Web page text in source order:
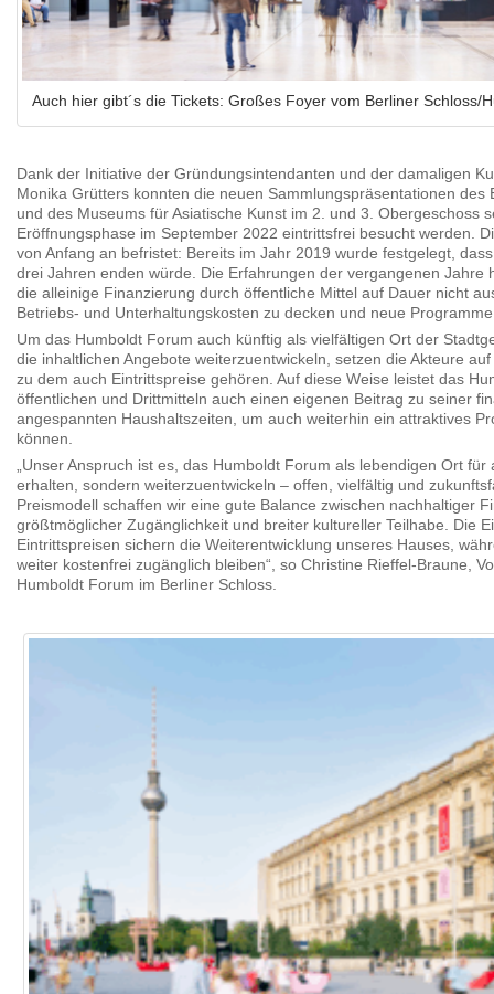
Auch hier gibt´s die Tickets: Großes Foyer vom Berliner Schloss/
Dank der Initiative der Gründungsintendanten und der damaligen
Monika Grütters konnten die neuen Sammlungspräsentationen des
und des Museums für Asiatische Kunst im 2. und 3. Obergeschoss
Eröffnungsphase im September 2022 eintrittsfrei besucht werden.
von Anfang an befristet: Bereits im Jahr 2019 wurde festgelegt,
drei Jahren enden würde. Die Erfahrungen der vergangenen Jahre
die alleinige Finanzierung durch öffentliche Mittel auf Dauer nicht
Betriebs- und Unterhaltungskosten zu decken und neue
Um das Humboldt Forum auch künftig als vielfältigen Ort der
die inhaltlichen Angebote weiterzuentwickeln, setzen die Akteure
zu dem auch Eintrittspreise gehören. Auf diese Weise leistet das
öffentlichen und Drittmitteln auch einen eigenen Beitrag zu seiner
angespannten Haushaltszeiten, um auch weiterhin ein attraktives
können.
„Unser Anspruch ist es, das Humboldt Forum als lebendigen Ort
erhalten, sondern weiterzuentwickeln – offen, vielfältig und
Preismodell schaffen wir eine gute Balance zwischen nachhaltiger
größtmöglicher Zugänglichkeit und breiter kultureller Teilhabe. Die
Eintrittspreisen sichern die Weiterentwicklung unseres Hauses,
weiter kostenfrei zugänglich bleiben“, so Christine Rieffel-Braune,
Humboldt Forum im Berliner Schloss.